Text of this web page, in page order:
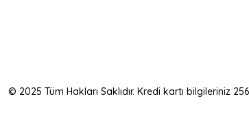
© 2025 Tüm Hakları Saklıdır. Kredi kartı bilgileriniz